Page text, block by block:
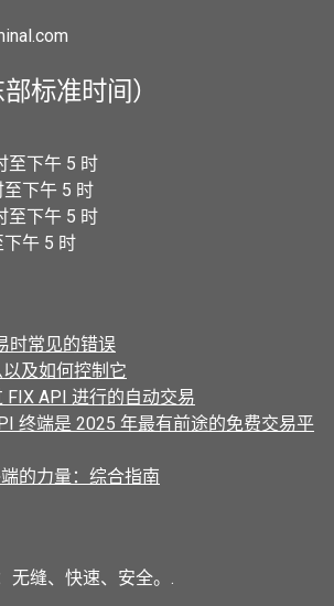
标准时间）
至下午 5 时
下午 5 时
至下午 5 时
午 5 时
时常见的错误
及如何控制它
FIX API 进行的自动交易
终端是 2025 年最有前途的免费交易平
的力量：综合指南
无缝、快速、安全。.